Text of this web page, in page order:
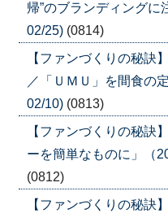
帰”のブランディング
02/25) (0814)
【ファンづくりの秘
／「ＵＭＵ」を間食の
02/10) (0813)
【ファンづくりの秘
ーを簡単なものに」（
(0812)
【ファンづくりの秘